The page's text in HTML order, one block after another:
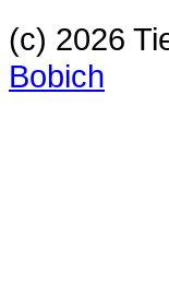
(c) 2026
Bobich